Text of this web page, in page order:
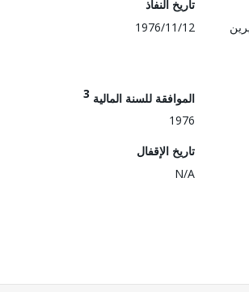
تاريخ النفاذ
1976/11/12
الموافقة للسنة المالية 3
1976
تاريخ الإقفال
N/A